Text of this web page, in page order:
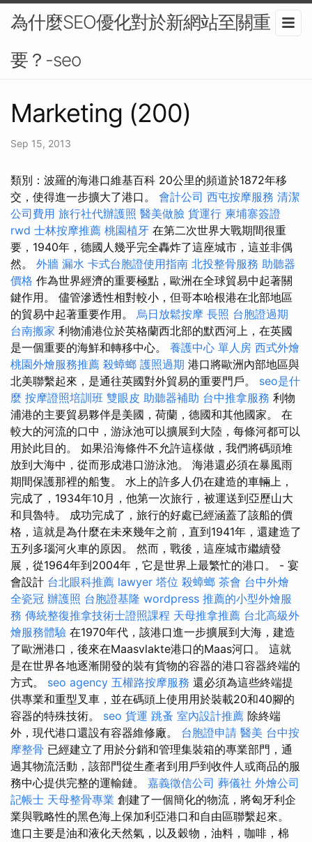
為什麼SEO優化對於新網站至關重
要？-seo
Marketing (200)
Sep 15, 2013
類別：波羅的海港口維基百科 20公里的頻道於1872年移
交，使得進一步擴大了港口。 會計公司 西屯按摩服務 清潔
公司費用 旅行社代辦護照 醫美做臉 貨運行 柬埔寨簽證
rwd 士林按摩推薦 桃園植牙 在第二次世界大戰期間很重
要，1940年，德國人幾乎完全轟炸了這座城市，這並非偶
然。 外牆 漏水 卡式台胞證使用指南 北投整骨服務 助聽器
價格 作為世界經濟的重要極點，歐洲在全球貿易中起著關
鍵作用。 儘管滲透性相對較小，但哥本哈根港在北部地區
的貿易中起著重要作用。 烏日放鬆按摩 長照 台胞證過期
台南搬家 利物浦港位於英格蘭西北部的默西河上，在英國
是一個重要的海鮮和轉移中心。 養護中心 單人房 西式外燴
桃園外燴服務推薦 殺蟑螂 護照過期 港口將歐洲內部地區與
北美聯繫起來，是通往英國對外貿易的重要門戶。 seo是什
麼 按摩證照培訓班 雙眼皮 助聽器補助 台中推拿服務 利物
浦港的主要貿易夥伴是美國，荷蘭，德國和其他國家。 在
較大的河流的口中，游泳池可以擴展到大陸，每條河都可以
用於此目的。 如果沿海條件不允許這樣做，我們將碼頭堆
放到大海中，從而形成港口游泳池。 海港還必須在暴風雨
期間保護那裡的船隻。 水上的許多人仍在建造的車輛上，
完成了，1934年10月，他第一次旅行，被運送到亞歷山大
和貝魯特。 成功完成了，旅行的好處已經涵蓋了該船的價
格，這就是為什麼在未來幾年之前，直到1941年，還建造了
五列多瑙河火車的原因。 然而，戰後，這座城市繼續發
展，從1964年到2004年，它是世界上最繁忙的港口。 - 宴
會設計 台北眼科推薦 lawyer 塔位 殺蟑螂 茶會 台中外燴
全瓷冠 辦護照 台胞證基隆 wordpress 推薦的小型外燴服
務 傳統整復推拿技術士證照課程 天母推拿推薦 台北高級外
燴服務體驗 在1970年代，該港口進一步擴展到大海，建造
了歐洲港口，後來在Maasvlakte港口的Maas河口。 這就
是在世界各地逐漸開發的裝有貨物的容器的港口容器終端的
方式。 seo agency 五權路按摩服務 還必須為這些終端提
供專業和重型叉車，並在碼頭上使用用於裝載20和40腳的
容器的特殊技術。 seo 貨運 跳蚤 室內設計推薦 除終端
外，現代港口還設有容器維修廠。 台胞證申請 醫美 台中按
摩整骨 已經建立了用於分銷和管理集裝箱的專業部門，通
過其物流活動，該部門從生產者到用戶到收件人或商品的服
務中心提供完整的運輸鏈。 嘉義徵信公司 葬儀社 外燴公司
記帳士 天母整骨專業 創建了一個簡化的物流，將匈牙利企
業與戰略性的黑色海上保加利亞港口和自由區聯繫起來。
進口主要是油和液化天然氣，以及穀物，油料，咖啡，棉